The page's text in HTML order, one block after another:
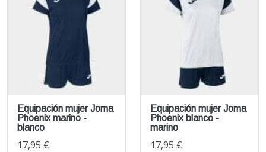
Equipación mujer Joma
Phoenix marino -
blanco
17,95 €
Equipación mujer Joma
Phoenix blanco -
marino
17,95 €